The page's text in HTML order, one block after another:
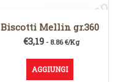
Biscotti Mellin gr.360
€3,19- 8.86 €/Kg
AGGIUNGI